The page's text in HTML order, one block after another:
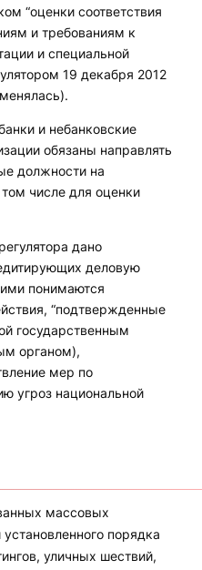
“оценки соответствия
и требованиям к
и специальной
19 декабря 2012
и небанковские
обязаны направлять
должности на
числе для оценки
дано
деловую
понимаются
“подтвержденные
государственным
органом),
мер по
угроз национальной
массовых
порядка
уличных шествий,